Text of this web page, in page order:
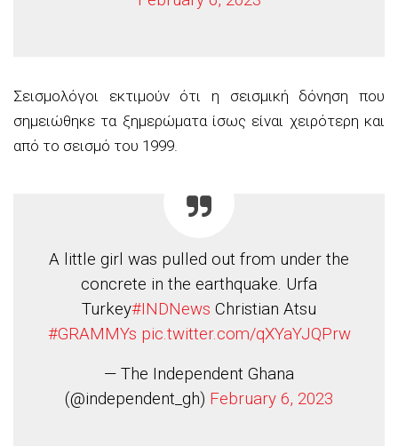
Σεισμολόγοι εκτιμούν ότι η σεισμική δόνηση που
σημειώθηκε τα ξημερώματα ίσως είναι χειρότερη και
από το σεισμό του 1999.
A little girl was pulled out from under the
concrete in the earthquake. Urfa
Turkey#INDNews Christian Atsu
#GRAMMYs pic.twitter.com/qXYaYJQPrw
— The Independent Ghana
(@independent_gh) February 6, 2023